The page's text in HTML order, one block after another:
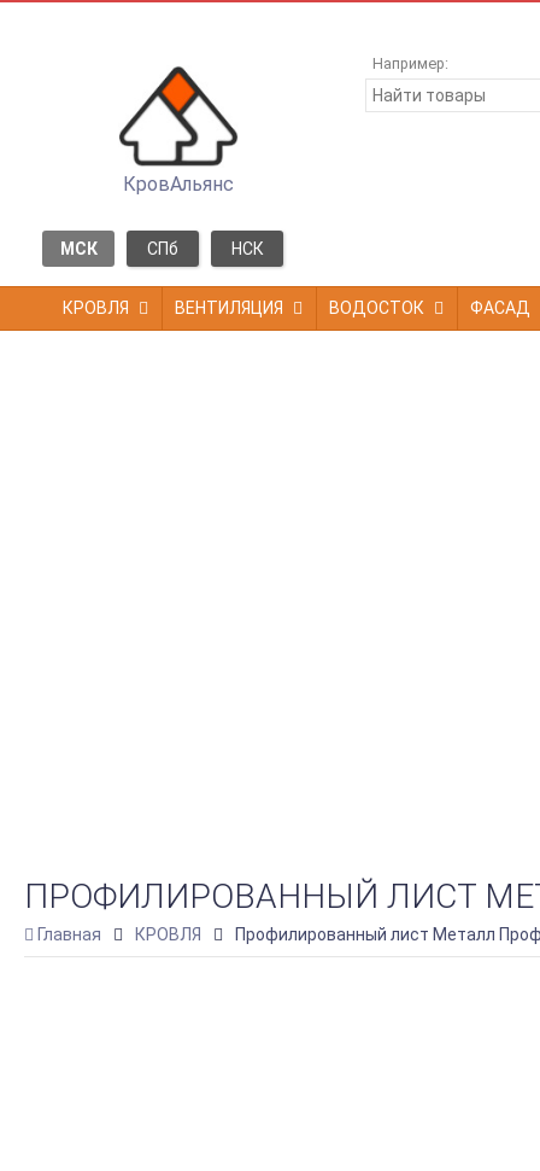
КровАльянс
МСК СПб НСК
Например:
КРОВЛЯ ВЕНТИЛЯЦИЯ ВОДОСТОК ФАСАД
ПРОФИЛИРОВАННЫЙ ЛИСТ
Главная КРОВЛЯ Профилированный лист Металл